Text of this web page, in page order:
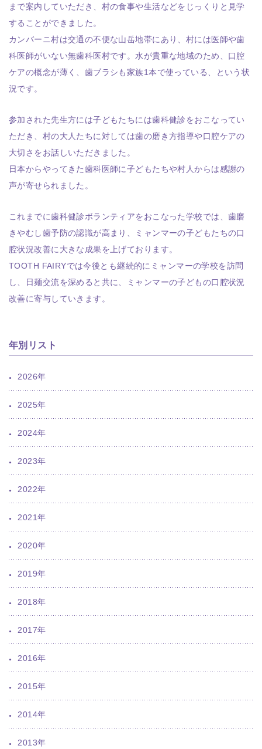
まで案内していただき、村の食事や生活などをじっくりと見学
することができました。
カンバーニ村は交通の不便な山岳地帯にあり、村には医師や歯
科医師がいない無歯科医村です。水が貴重な地域のため、口腔
ケアの概念が薄く、歯ブラシも家族1本で使っている、という状
況です。
参加された先生方には子どもたちには歯科健診をおこなってい
ただき、村の大人たちに対しては歯の磨き方指導や口腔ケアの
大切さをお話しいただきました。
日本からやってきた歯科医師に子どもたちや村人からは感謝の
声が寄せられました。
これまでに歯科健診ボランティアをおこなった学校では、歯磨
きやむし歯予防の認識が高まり、ミャンマーの子どもたちの口
腔状況改善に大きな成果を上げております。
TOOTH FAIRYでは今後とも継続的にミャンマーの学校を訪問
し、日麺交流を深めると共に、ミャンマーの子どもの口腔状況
改善に寄与していきます。
年別リスト
2026年
2025年
2024年
2023年
2022年
2021年
2020年
2019年
2018年
2017年
2016年
2015年
2014年
2013年